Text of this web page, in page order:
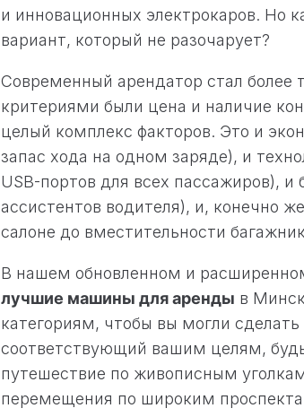
и инновационных электрокаров. Но
вариант, который не разочарует?
Современный арендатор стал
критериями были цена и наличие
целый комплекс факторов. Это и
запас хода на одном заряде), и
USB-портов для всех пассажиров),
ассистентов водителя), и, конечно
салоне до вместительности
В нашем обновленном и
лучшие машины для аренды в
категориям, чтобы вы могли
соответствующий вашим целям,
путешествие по живописным
перемещения по широким